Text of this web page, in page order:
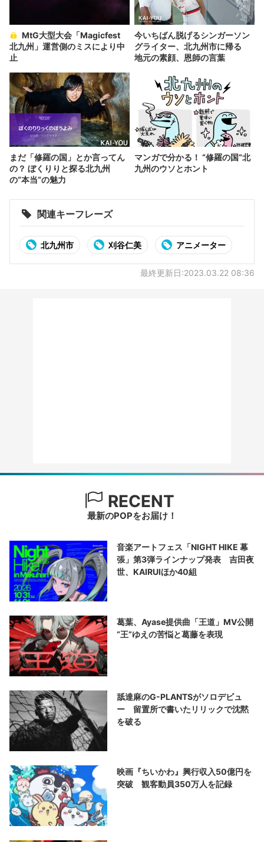
北九州」運営側のミスにより中
止
今いちばん脱げるシンガーソン
グライター、北九州市に帰る
地元の素顔、恩師の言葉
まだ「修羅の国」とか言ってん
の？ ぼくりりと探る北九州
の“本当“の魅力
マンガで分かる！ “修羅の国“北
九州のウソとホント
関連キーフレーズ
北九州市 刈谷仁美 アニメーター
最終更新日:2023.03.22 08:36
RECENT
最新のPOPをお届け！
音楽アートフェス「NIGHT HIKE 幕
張」第3弾ラインナップ発表 吉田夜
世、KAIRUIほか40組
葛葉、Ayase提供曲「王道」MV公開
“王”ゆえの苦悩と葛藤を表現
舐達麻のG-PLANTSがソロデビュ
ー 留置所で書いたリリックで沈黙
を破る
映画『ちいかわ』興行収入50億円を
突破 観客動員350万人を記録